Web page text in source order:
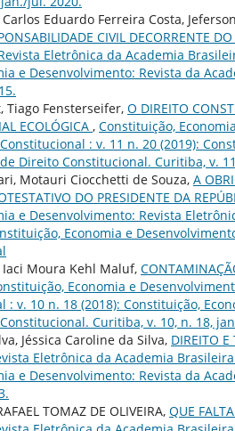
Eduardo Ferreira Costa,
CIVIL DECORRENTE
Eletrônica da Academia
e Desenvolvimento: Revista da
Tiago Fensterseifer, O DIREITO
ECOLÓGICA , Constituição,
: v. 11 n. 20 (2019):
Direito Constitucional. Curitiba, v.
Motauri Ciocchetti de Souza, A
DO PRESIDENTE DA
e Desenvolvimento: Revista
Economia e
Iaci Moura Kehl Maluf,
Economia e
: v. 10 n. 18 (2018): Constituição,
Curitiba, v. 10, n. 18,
Jéssica Caroline da Silva, DIREITO
Eletrônica da Academia
e Desenvolvimento: Revista da
TOMAZ DE OLIVEIRA, QUE